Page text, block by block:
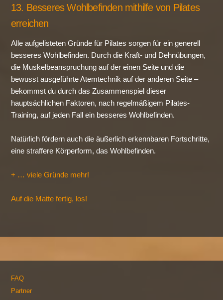
13. Besseres Wohlbefinden mithilfe von Pilates
erreichen
Alle aufgelisteten Gründe für Pilates sorgen für ein generell
besseres Wohlbefinden. Durch die Kraft- und Dehnübungen,
die Muskelbeanspruchung auf der einen Seite und die
bewusst ausgeführte Atemtechnik auf der anderen Seite –
bekommst du durch das Zusammenspiel dieser
hauptsächlichen Faktoren, nach regelmäßigem Pilates-
Training, auf jeden Fall ein besseres Wohlbefinden.
Natürlich fördern auch die äußerlich erkennbaren Fortschritte,
eine straffere Körperform, das Wohlbefinden.
+ … viele Gründe mehr!
Auf die Matte fertig, los!
FAQ
Partner